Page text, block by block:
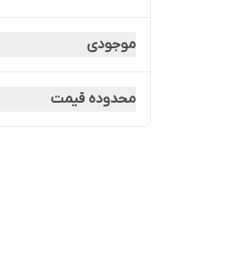
موجودی
محدوده قیمت